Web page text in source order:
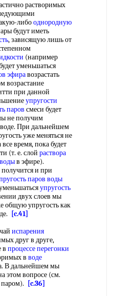
растворимых
либооднородную
будут иметь
, зависящую лишь от
(например
уменьшаться
эфиравозрастать
возрастание
при данной
упругости
паров смеси будет
не получим
При дальнейшем
уже меняться не
все время, пока будет
(т. е. слой раствора
в эфире).
и при
паров воды
упругость
двух слоев мы
общую упругость как
[c.41]
испарения
друг в друге,
в процессе перегонки
в воде
В дальнейшем мы
этом вопросе (см.
паром).
[c.36]